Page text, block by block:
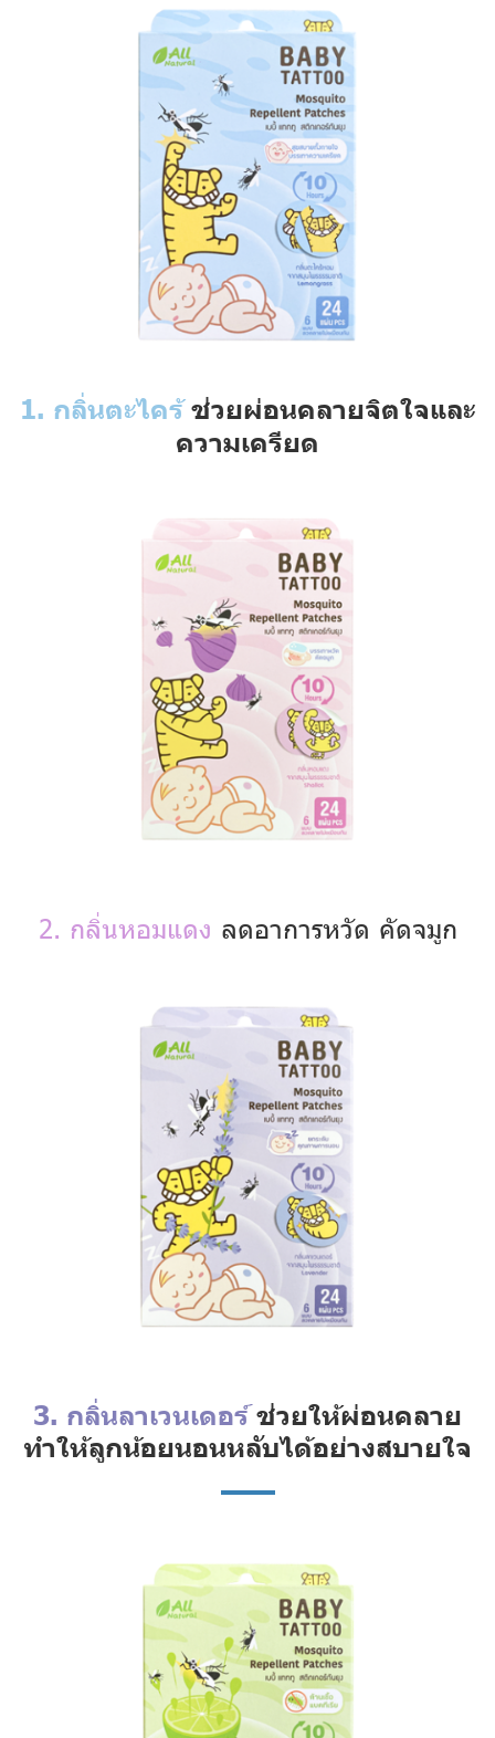
1. กลิ่นตะไคร้ ช่วยผ่อนคลายจิตใจและ
ความเครียด
2. กลิ่นหอมแดง ลดอาการหวัด คัดจมูก
3. กลิ่นลาเวนเดอร์ช่วยให้ผ่อนคลาย
ทำให้ลูกน้อยนอนหลับได้อย่างสบายใจ